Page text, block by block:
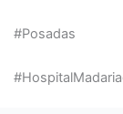
#Posadas